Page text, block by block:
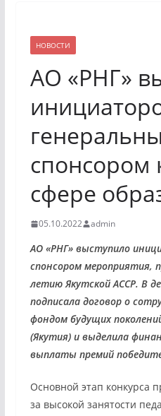
НОВОСТИ
АО «РНГ»
спонсором
сфере
05.10.2022 admin
АО «РНГ» выступило
спонсором мероприятия,
летию Якутской АССР. В
подписала договор о
фондом будущих
(Якутия) и выделила
выплаты премий
Основной этап конкурса
за высокой занятости